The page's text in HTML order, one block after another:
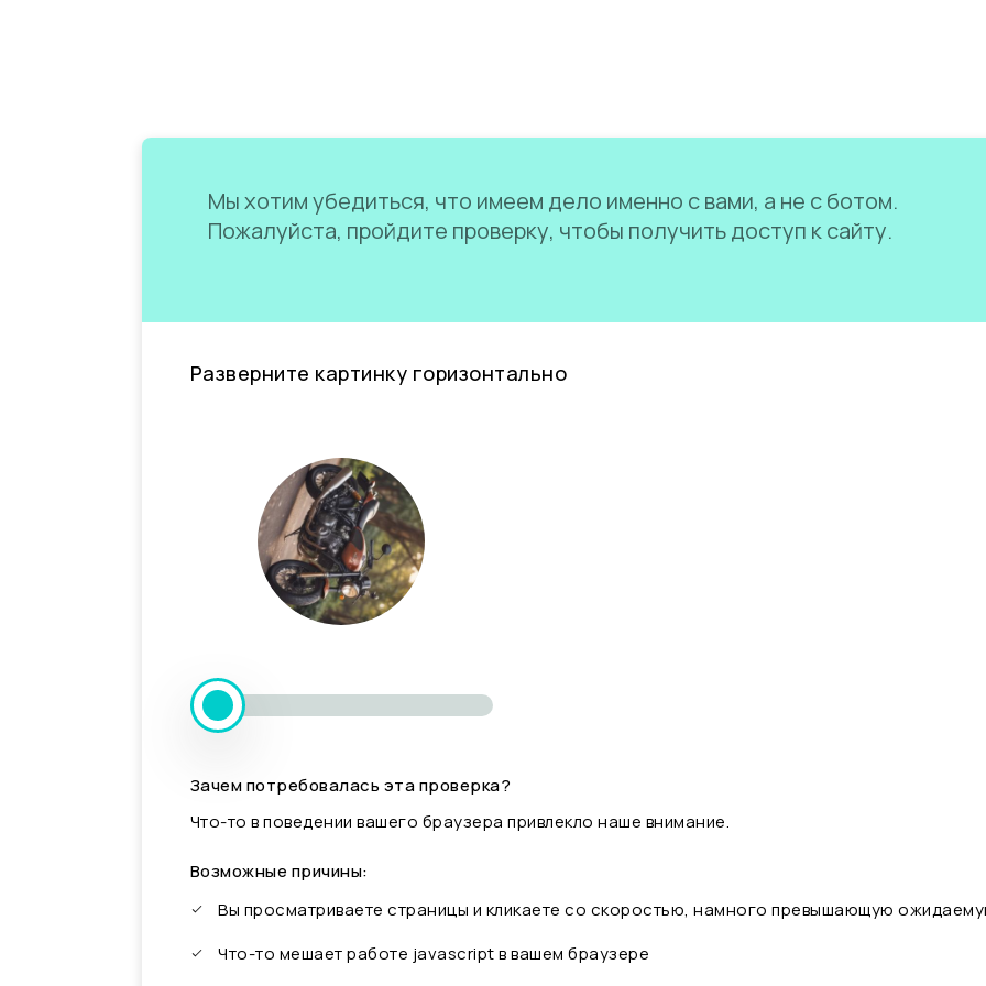
Мы хотим убедиться, что имеем дело именно с вами, а не с ботом.
Пожалуйста, пройдите проверку, чтобы получить доступ к сайту.
Разверните картинку горизонтально
Зачем потребовалась эта проверка?
Что-то в поведении вашего браузера привлекло наше внимание.
Возможные причины:
Вы просматриваете страницы и кликаете со скоростью, намного превышающую
Что-то мешает работе javascript в вашем браузере